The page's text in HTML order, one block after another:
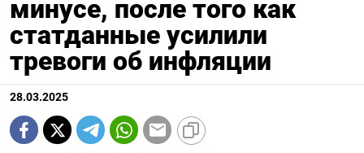
минусе, после того как
статданные усилили
тревоги об инфляции
28.03.2025